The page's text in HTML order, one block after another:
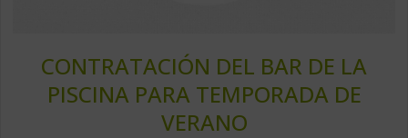
CONTRATACIÓN DEL BAR DE LA
PISCINA PARA TEMPORADA DE
VERANO